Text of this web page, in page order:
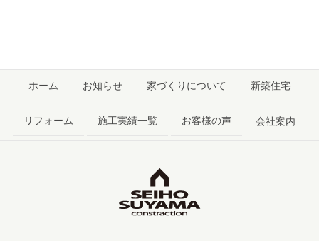
ホーム お知らせ 家づくりについて 新築住宅
リフォーム 施工実績一覧 お客様の声 会社案内